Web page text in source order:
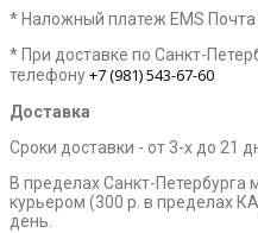
* Наложный платеж EMS Почта
* При доставке по Санкт-
телефону+7 (981) 543-67-60
Доставка
Сроки доставки - от 3-х до 21
В пределах Санкт-Петербурга
курьером (300 р. в пределах
день.